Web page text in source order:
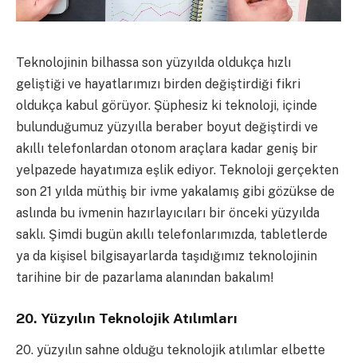
Teknolojinin bilhassa son yüzyılda oldukça hızlı
geliştiği ve hayatlarımızı birden değiştirdiği fikri
oldukça kabul görüyor. Şüphesiz ki teknoloji, içinde
bulunduğumuz yüzyılla beraber boyut değiştirdi ve
akıllı telefonlardan otonom araçlara kadar geniş bir
yelpazede hayatımıza eşlik ediyor. Teknoloji gerçekten
son 21 yılda müthiş bir ivme yakalamış gibi gözükse de
aslında bu ivmenin hazırlayıcıları bir önceki yüzyılda
saklı. Şimdi bugün akıllı telefonlarımızda, tabletlerde
ya da kişisel bilgisayarlarda taşıdığımız teknolojinin
tarihine bir de pazarlama alanından bakalım!
20. Yüzyılın Teknolojik Atılımları
20. yüzyılın sahne olduğu teknolojik atılımlar elbette